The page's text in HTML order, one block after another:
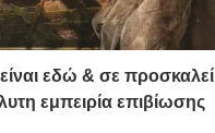
εδώ & σε προσκαλεί
εμπειρία επιβίωσης